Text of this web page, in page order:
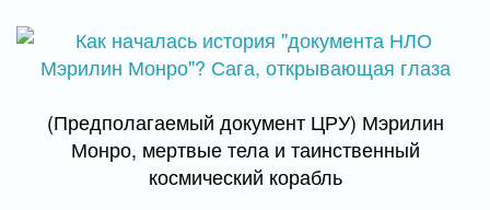
(Предполагаемый документ ЦРУ) Мэрилин
Монро, мертвые тела и таинственный
космический корабль